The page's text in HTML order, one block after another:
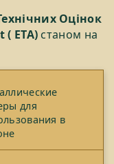
Оцінок
( ЕТА) станом на
для
в